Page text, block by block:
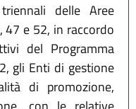
delle Aree
e 52, in raccordo
del Programma
gli Enti di gestione
di promozione,